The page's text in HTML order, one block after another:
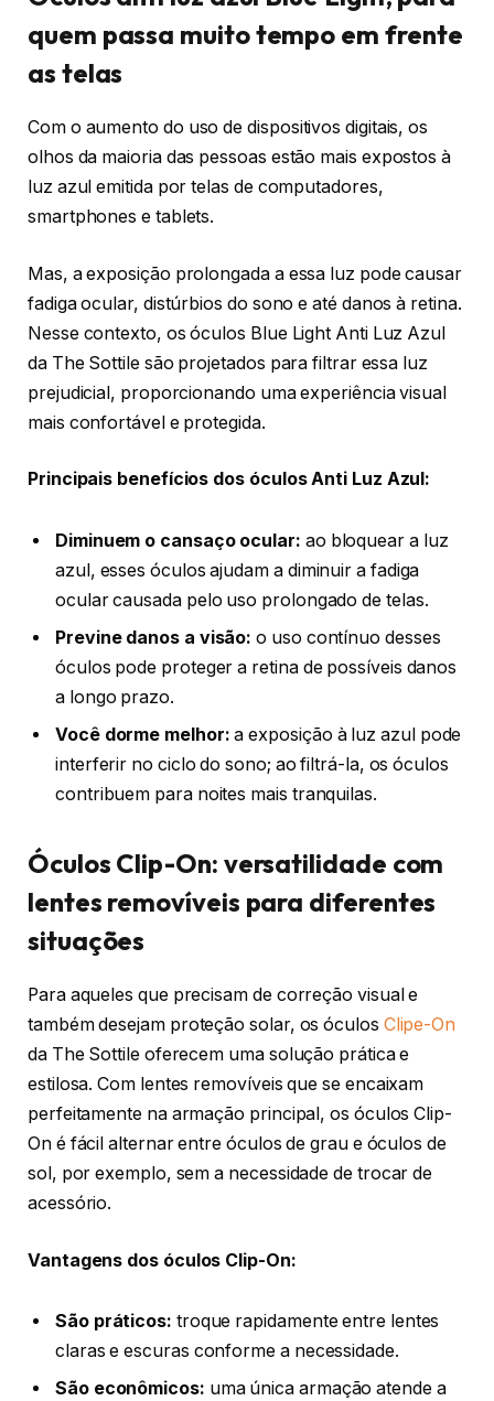
quem passa muito tempo em frente
as telas
Com o aumento do uso de dispositivos digitais, os
olhos da maioria das pessoas estão mais expostos à
luz azul emitida por telas de computadores,
smartphones e tablets.
Mas, a exposição prolongada a essa luz pode causar
fadiga ocular, distúrbios do sono e até danos à retina.
Nesse contexto, os óculos Blue Light Anti Luz Azul
da The Sottile são projetados para filtrar essa luz
prejudicial, proporcionando uma experiência visual
mais confortável e protegida.
Principais benefícios dos óculos Anti Luz Azul:
Diminuem o cansaço ocular: ao bloquear a luz
azul, esses óculos ajudam a diminuir a fadiga
ocular causada pelo uso prolongado de telas.
Previne danos a visão: o uso contínuo desses
óculos pode proteger a retina de possíveis danos
a longo prazo.
Você dorme melhor: a exposição à luz azul pode
interferir no ciclo do sono; ao filtrá-la, os óculos
contribuem para noites mais tranquilas.
Óculos Clip-On: versatilidade com
lentes removíveis para diferentes
situações
Para aqueles que precisam de correção visual e
também desejam proteção solar, os óculos Clipe-On
da The Sottile oferecem uma solução prática e
estilosa. Com lentes removíveis que se encaixam
perfeitamente na armação principal, os óculos Clip-
On é fácil alternar entre óculos de grau e óculos de
sol, por exemplo, sem a necessidade de trocar de
acessório.
Vantagens dos óculos Clip-On:
São práticos: troque rapidamente entre lentes
claras e escuras conforme a necessidade.
São econômicos: uma única armação atende a